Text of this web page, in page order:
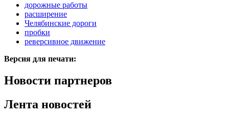
дорожные работы
расширение
Челябинские дороги
пробки
реверсивное движение
Версия для печати:
Новости партнеров
Лента новостей